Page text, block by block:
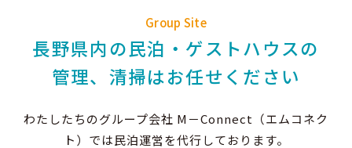
Group Site
長野県内の民泊・ゲストハウスの
管理、清掃はお任せください
わたしたちのグループ会社 M－Connect（エムコネク
ト）では民泊運営を代行しております。